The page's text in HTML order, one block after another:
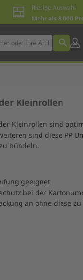
Riesige Auswahl
Mehr als 8.000
Kleinrollen
Kleinrollen sind
sind diese PP
bündeln.
geeignet
bei der
an ohne diese